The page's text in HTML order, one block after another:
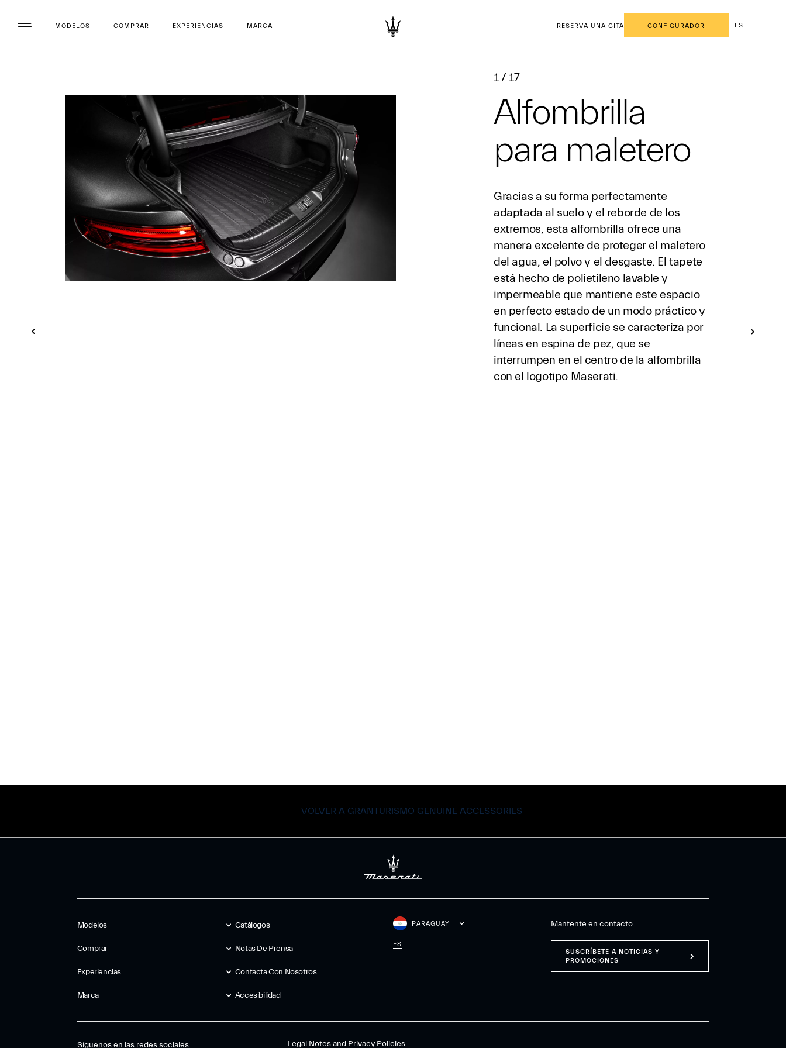
MODELOS COMPRAR EXPERIENCIAS MARCA RESERVA UNA CITA CONFIGURADOR ES
1 / 17
Alfombrilla
para maletero
Gracias a su forma perfectamente
adaptada al suelo y el reborde de los
extremos, esta alfombrilla ofrece una
manera excelente de proteger el maletero
del agua, el polvo y el desgaste. El tapete
está hecho de polietileno lavable y
impermeable que mantiene este espacio
en perfecto estado de un modo práctico y
funcional. La superficie se caracteriza por
líneas en espina de pez, que se
interrumpen en el centro de la alfombrilla
con el logotipo Maserati.
VOLVER A GRANTURISMO GENUINE ACCESSORIES
Modelos
Comprar
Experiencias
Marca
Catálogos
Notas De Prensa
Contacta Con Nosotros
Accesibilidad
PARAGUAY
ES
Mantente en contacto
SUSCRÍBETE A NOTICIAS Y
PROMOCIONES
Síguenos en las redes sociales Legal Notes and Privacy Policies